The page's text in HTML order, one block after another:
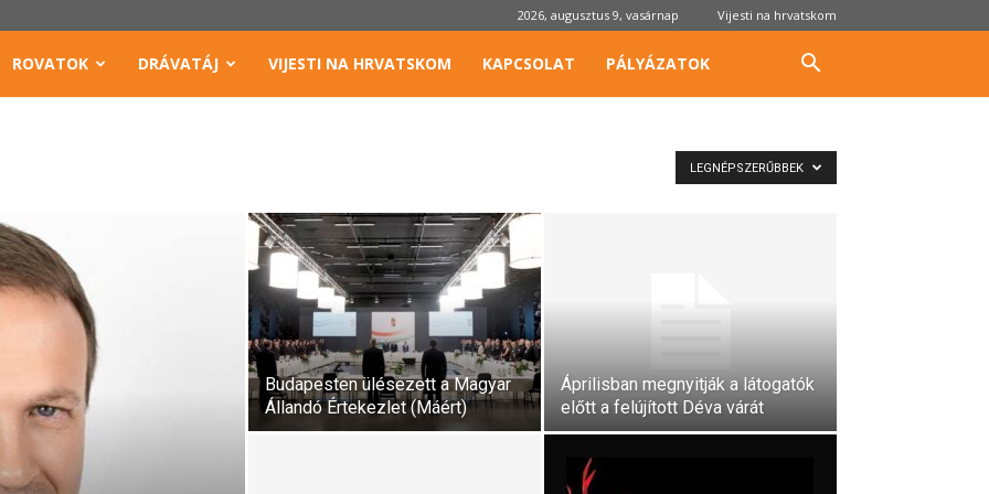
2026, augusztus 9, vasárnap Vijesti na hrvatskom
ROVATOK DRÁVATÁJ VIJESTI NA HRVATSKOM KAPCSOLAT PÁLYÁZATOK
LEGNÉPSZERŰBBEK
Budapesten ülésezett a Magyar
Állandó Értekezlet (Máért)
Áprilisban megnyitják a látogatók
előtt a felújított Déva várát